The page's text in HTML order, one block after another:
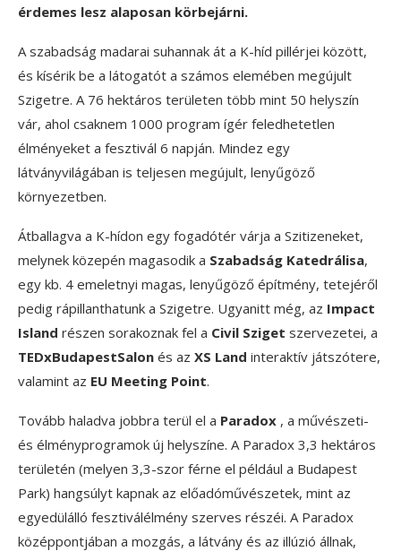
érdemes lesz alaposan körbejárni.
A szabadság madarai suhannak át a K-híd pillérjei között,
és kísérik be a látogatót a számos elemében megújult
Szigetre. A 76 hektáros területen több mint 50 helyszín
vár, ahol csaknem 1000 program ígér feledhetetlen
élményeket a fesztivál 6 napján. Mindez egy
látványvilágában is teljesen megújult, lenyűgöző
környezetben.
Átballagva a K-hídon egy fogadótér várja a Szitizeneket,
melynek közepén magasodik a Szabadság Katedrálisa,
egy kb. 4 emeletnyi magas, lenyűgöző építmény, tetejéről
pedig rápillanthatunk a Szigetre. Ugyanitt még, az Impact
Island részen sorakoznak fel a Civil Sziget szervezetei, a
TEDxBudapestSalon és az XS Land interaktív játszótere,
valamint az EU Meeting Point.
Tovább haladva jobbra terül el a Paradox , a művészeti-
és élményprogramok új helyszíne. A Paradox 3,3 hektáros
területén (melyen 3,3-szor férne el például a Budapest
Park) hangsúlyt kapnak az előadóművészetek, mint az
egyedülálló fesztiválélmény szerves részéi. A Paradox
középpontjában a mozgás, a látvány és az illúzió állnak,